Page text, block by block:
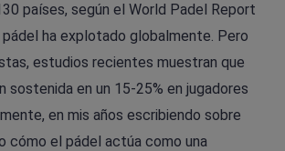
países, según el World Padel Report
pádel ha explotado globalmente. Pero
estudios recientes muestran que
sostenida en un 15-25% en jugadores
en mis años escribiendo sobre
cómo el pádel actúa como una